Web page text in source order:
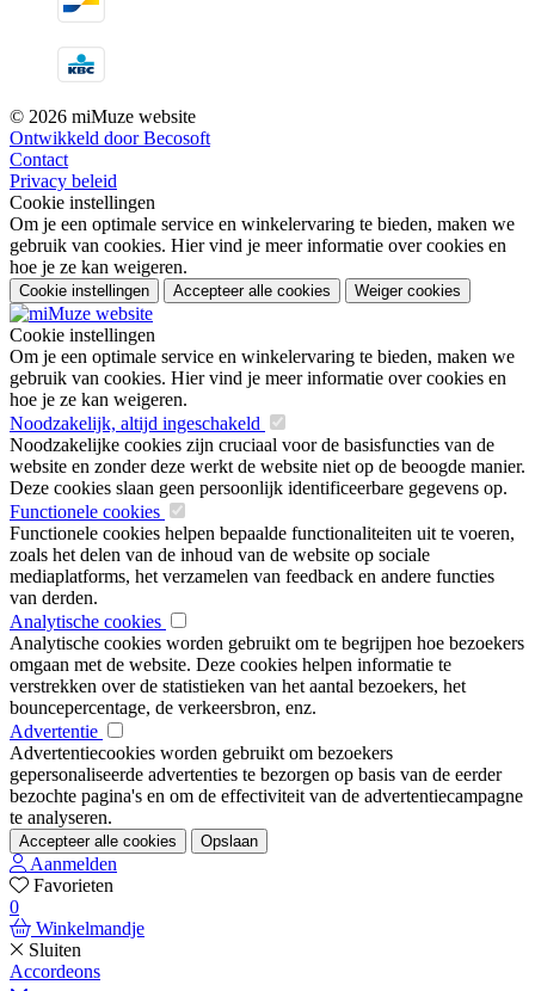
© 2026 miMuze website
Ontwikkeld door Becosoft
Contact
Privacy beleid
Cookie instellingen
Om je een optimale service en winkelervaring te bieden, maken we
gebruik van cookies. Hier vind je meer informatie over cookies en
hoe je ze kan weigeren.
Cookie instellingen Accepteer alle cookies Weiger cookies
Cookie instellingen
Om je een optimale service en winkelervaring te bieden, maken we
gebruik van cookies. Hier vind je meer informatie over cookies en
hoe je ze kan weigeren.
Noodzakelijk, altijd ingeschakeld
Noodzakelijke cookies zijn cruciaal voor de basisfuncties van de
website en zonder deze werkt de website niet op de beoogde manier.
Deze cookies slaan geen persoonlijk identificeerbare gegevens op.
Functionele cookies
Functionele cookies helpen bepaalde functionaliteiten uit te voeren,
zoals het delen van de inhoud van de website op sociale
mediaplatforms, het verzamelen van feedback en andere functies
van derden.
Analytische cookies
Analytische cookies worden gebruikt om te begrijpen hoe bezoekers
omgaan met de website. Deze cookies helpen informatie te
verstrekken over de statistieken van het aantal bezoekers, het
bouncepercentage, de verkeersbron, enz.
Advertentie
Advertentiecookies worden gebruikt om bezoekers
gepersonaliseerde advertenties te bezorgen op basis van de eerder
bezochte pagina's en om de effectiviteit van de advertentiecampagne
te analyseren.
Accepteer alle cookies Opslaan
Aanmelden
Favorieten
0
Winkelmandje
Sluiten
Accordeons